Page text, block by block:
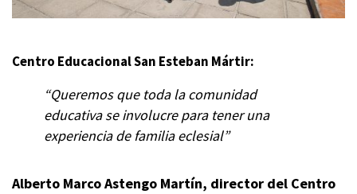
Centro Educacional San Esteban Mártir:
“Queremos que toda la comunidad
educativa se involucre para tener una
experiencia de familia eclesial”
Alberto Marco Astengo Martín, director del Centro